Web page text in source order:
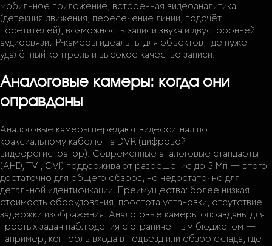
мобильное приложение, встроенная видеоаналитика
(детекция движения, пересечение линии, подсчёт
посетителей), возможность записи звука и двусторонней
аудиосвязи. IP-камеры идеальны для объектов, где нужен
удалённый контроль и высокое качество записи.
Аналоговые камеры: когда они
оправданы
Аналоговые камеры передают видеосигнал по
коаксиальному кабелю на DVR (цифровой
видеорегистратор). Современные аналоговые стандарты
(AHD, TVI, CVI) поддерживают разрешение до 5 Мп — этого
достаточно для общего обзора, но недостаточно для
детальной идентификации. Преимущества: более низкая
стоимость оборудования, простота установки, отсутствие
задержки изображения. Аналоговые камеры оправданы для
простых задач наблюдения с ограниченным бюджетом —
например, контроль входа в подъезд или обзор склада, где